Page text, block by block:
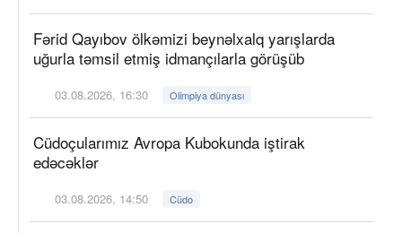
Fərid Qayıbov ölkəmizi beynəlxalq yarışlarda
uğurla təmsil etmiş idmançılarla görüşüb
03.08.2026, 16:30 Olimpiya dünyası
Cüdoçularımız Avropa Kubokunda iştirak
edəcəklər
03.08.2026, 14:50 Cüdo